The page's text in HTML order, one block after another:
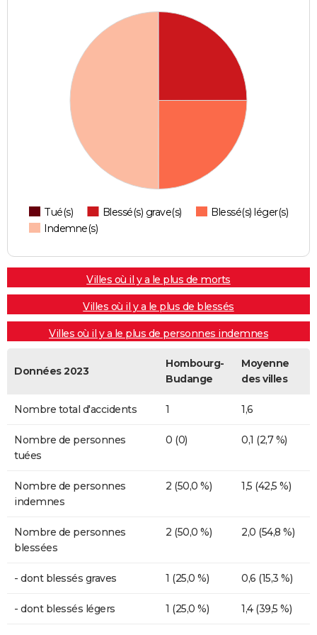
Tué(s) Blessé(s) grave(s)
Blessé(s) léger(s)
Indemne(s)
Villes où il y a le plus de morts
Villes où il y a le plus de blessés
Villes où il y a le plus de personnes indemnes
Données 2023
Hombourg-
Budange
Moyenne
des villes
Nombre total d'accidents 1 1,6
Nombre de personnes
tuées
0 (0) 0,1 (2,7 %)
Nombre de personnes
indemnes
2 (50,0 %) 1,5 (42,5 %)
Nombre de personnes
blessées
2 (50,0 %) 2,0 (54,8 %)
- dont blessés graves 1 (25,0 %) 0,6 (15,3 %)
- dont blessés légers 1 (25,0 %) 1,4 (39,5 %)